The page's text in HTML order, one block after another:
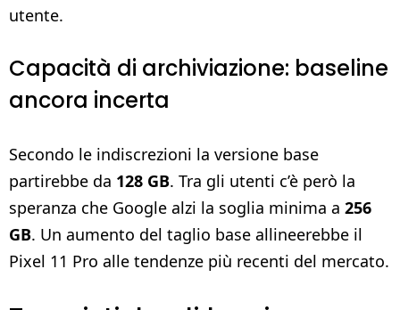
utente.
Capacità di archiviazione: baseline
ancora incerta
Secondo le indiscrezioni la versione base
partirebbe da 128 GB. Tra gli utenti c’è però la
speranza che Google alzi la soglia minima a 256
GB. Un aumento del taglio base allineerebbe il
Pixel 11 Pro alle tendenze più recenti del mercato.